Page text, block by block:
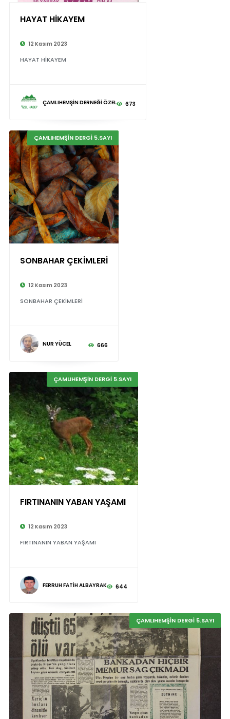
HAYAT HİKAYEM
12 Kasım 2023
HAYAT HİKAYEM
ÇAMLIHEMŞİN DERNEĞİ ÖZEL 673
ÇAMLIHEMŞİN DERGİ 5.SAYI
SONBAHAR ÇEKİMLERİ
12 Kasım 2023
SONBAHAR ÇEKİMLERİ
NUR YÜCEL 666
ÇAMLIHEMŞİN DERGİ 5.SAYI
FIRTINANIN YABAN YAŞAMI
12 Kasım 2023
FIRTINANIN YABAN YAŞAMI
FERRUH FATİH ALBAYRAK 644
ÇAMLIHEMŞİN DERGİ 5.SAYI